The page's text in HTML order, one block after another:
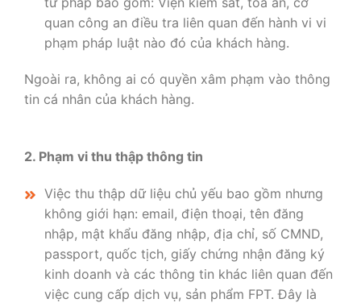
quan công an điều tra liên quan đến hành vi vi
phạm pháp luật nào đó của khách hàng.
Ngoài ra, không ai có quyền xâm phạm vào thông
tin cá nhân của khách hàng.
2. Phạm vi thu thập thông tin
Việc thu thập dữ liệu chủ yếu bao gồm nhưng
không giới hạn: email, điện thoại, tên đăng
nhập, mật khẩu đăng nhập, địa chỉ, số CMND,
passport, quốc tịch, giấy chứng nhận đăng ký
kinh doanh và các thông tin khác liên quan đến
việc cung cấp dịch vụ, sản phẩm FPT. Đây là